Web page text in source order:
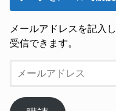
メールアドレスを記入
受信できます。
ー